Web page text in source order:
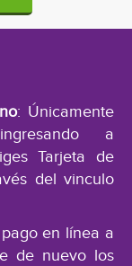
: Únicamente
a
Tarjeta de
del vinculo
en línea a
de nuevo los